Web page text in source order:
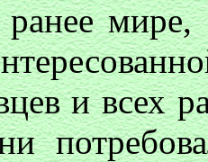
и всех